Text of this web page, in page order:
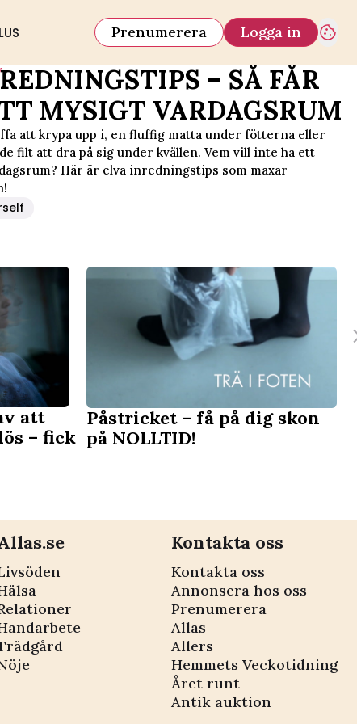
Prenumerera Logga in
– SÅ FÅR
MYSIGT VARDAGSRUM
att krypa upp i, en fluffig matta under fötterna eller
filt att dra på sig under kvällen. Vem vill inte ha ett
Här är elva inredningstips som maxar
att
– fick
Påstricket – få på dig skon
på NOLLTID!
Kontakta oss
Kontakta oss
Annonsera hos oss
Prenumerera
Allas
Allers
Hemmets Veckotidning
Året runt
Antik auktion